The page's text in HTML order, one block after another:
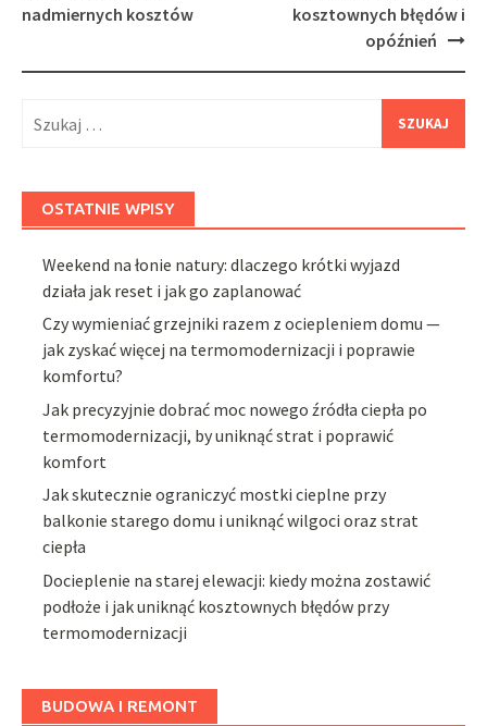
nadmiernych kosztów
kosztownych błędów i
opóźnień
OSTATNIE WPISY
Weekend na łonie natury: dlaczego krótki wyjazd
działa jak reset i jak go zaplanować
Czy wymieniać grzejniki razem z ociepleniem domu —
jak zyskać więcej na termomodernizacji i poprawie
komfortu?
Jak precyzyjnie dobrać moc nowego źródła ciepła po
termomodernizacji, by uniknąć strat i poprawić
komfort
Jak skutecznie ograniczyć mostki cieplne przy
balkonie starego domu i uniknąć wilgoci oraz strat
ciepła
Docieplenie na starej elewacji: kiedy można zostawić
podłoże i jak uniknąć kosztownych błędów przy
termomodernizacji
BUDOWA I REMONT